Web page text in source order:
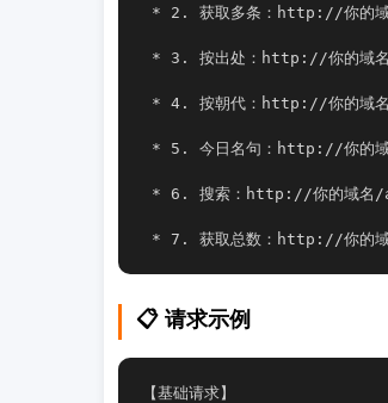
* 2. 获取多条：http://你的
* 3. 按出处：http://你的域
* 4. 按朝代：http://你的域
* 5. 今日名句：http://你的
* 6. 搜索：http://你的域名/
* 7. 获取总数：http://你的
📋 请求示例
【基础请求】